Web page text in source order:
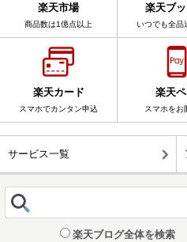
楽天市場
商品数は1億点以上
楽天ブ
いつでも全品
楽天カード
スマホでカンタン申込
楽天
スマホをお
サービス一覧
楽天ブログ全体を検索